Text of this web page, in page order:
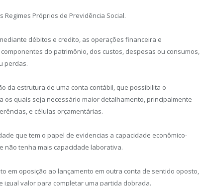
Regimes Próprios de Previdência Social.
débitos e credito, as operações financeira e
do patrimônio, dos custos, despesas ou consumos,
perdas.
da estrutura de uma conta contábil, que possibilita o
quais seja necessário maior detalhamento, principalmente
e células orçamentárias.
que tem o papel de evidencias a capacidade econômico-
não tenha mais capacidade laborativa.
em oposição ao lançamento em outra conta de sentido oposto,
igual valor para completar uma partida dobrada.